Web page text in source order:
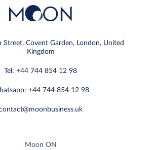
Street, Covent Garden, London, United
Kingdom
Tel: +44 744 854 12 98
+44 744 854 12 98
Moon ON